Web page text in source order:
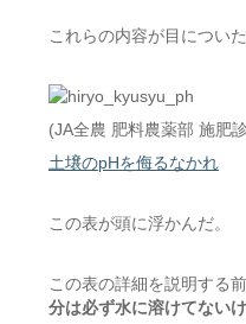
これらの内容が目につい
(JA全農 肥料農薬部 施肥
土壌のpHを侮るなかれ
この表が頭に浮かんだ。
この表の詳細を説明する
分は必ず水に溶けてない